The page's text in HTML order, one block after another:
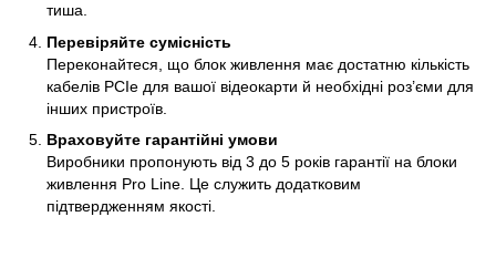
тиша.
Перевіряйте сумісність
Переконайтеся, що блок живлення має достатню кількість
кабелів PCIe для вашої відеокарти й необхідні роз’єми для
інших пристроїв.
Враховуйте гарантійні умови
Виробники пропонують від 3 до 5 років гарантії на блоки
живлення Pro Line. Це служить додатковим
підтвердженням якості.